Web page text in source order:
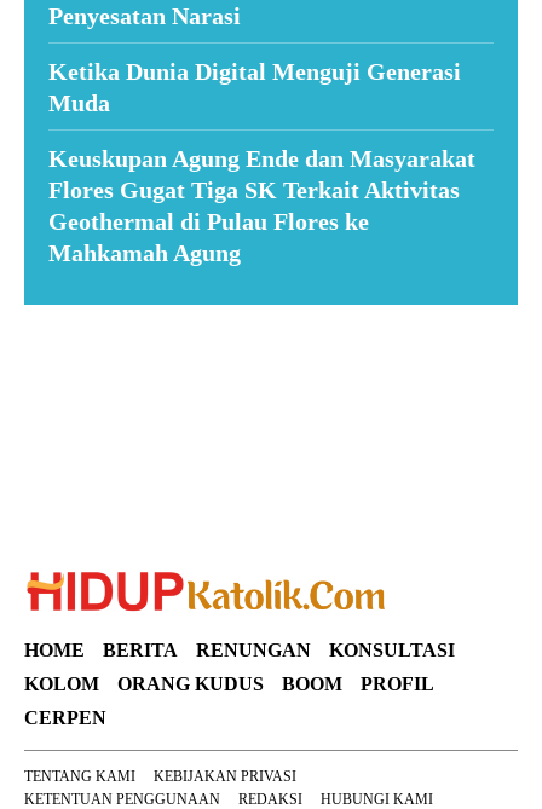
Penyesatan Narasi
Ketika Dunia Digital Menguji Generasi
Muda
Keuskupan Agung Ende dan Masyarakat
Flores Gugat Tiga SK Terkait Aktivitas
Geothermal di Pulau Flores ke
Mahkamah Agung
HOME BERITA RENUNGAN
KONSULTASI
KOLOM
ORANG KUDUS BOOM
PROFIL
CERPEN
TENTANG KAMI
KEBIJAKAN PRIVASI
KETENTUAN PENGGUNAAN
REDAKSI HUBUNGI KAMI